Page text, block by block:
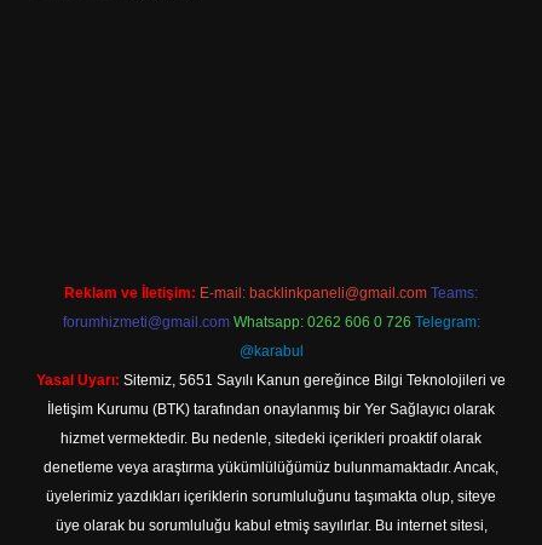
Reklam ve İletişim: E-mail: backlinkpaneli@gmail.com Teams:
forumhizmeti@gmail.com Whatsapp: 0262 606 0 726 Telegram:
@karabul
Yasal Uyarı: Sitemiz, 5651 Sayılı Kanun gereğince Bilgi Teknolojileri ve
İletişim Kurumu (BTK) tarafından onaylanmış bir Yer Sağlayıcı olarak
hizmet vermektedir. Bu nedenle, sitedeki içerikleri proaktif olarak
denetleme veya araştırma yükümlülüğümüz bulunmamaktadır. Ancak,
üyelerimiz yazdıkları içeriklerin sorumluluğunu taşımakta olup, siteye
üye olarak bu sorumluluğu kabul etmiş sayılırlar. Bu internet sitesi,